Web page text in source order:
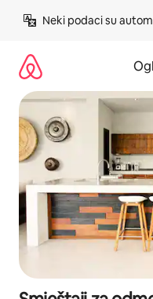
Neki podaci su